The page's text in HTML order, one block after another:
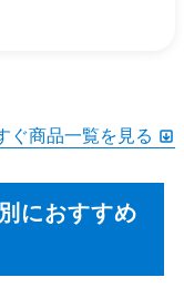
ぐ商品一覧を見る
におすすめ